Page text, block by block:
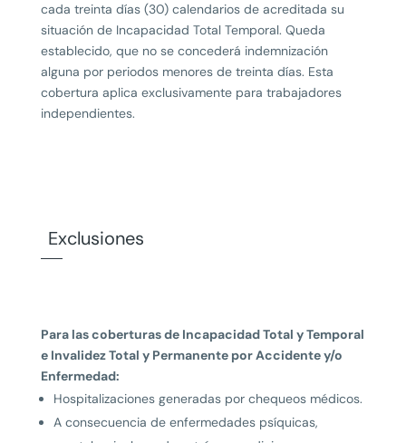
cada treinta días (30) calendarios de acreditada su
situación de Incapacidad Total Temporal. Queda
establecido, que no se concederá indemnización
alguna por periodos menores de treinta días. Esta
cobertura aplica exclusivamente para trabajadores
independientes.
Exclusiones
Para las coberturas de Incapacidad Total y Temporal
e Invalidez Total y Permanente por Accidente y/o
Enfermedad:
Hospitalizaciones generadas por chequeos médicos.
A consecuencia de enfermedades psíquicas,